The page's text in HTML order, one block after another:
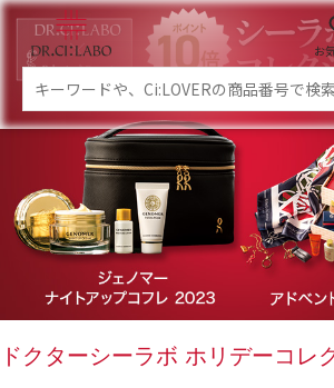
お
新規会員登録
スキンケア
商品カテゴリーから探す
ドクターシーラボ ホリデーコレ